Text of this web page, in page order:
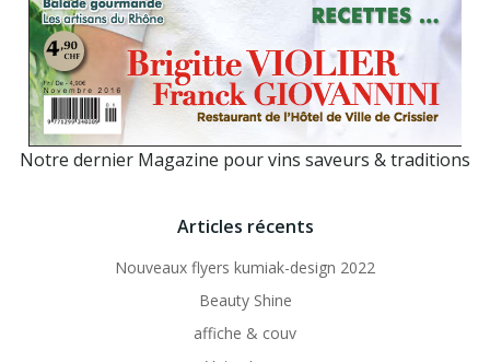
Notre dernier Magazine pour vins saveurs & traditions
Articles récents
Nouveaux flyers kumiak-design 2022
Beauty Shine
affiche & couv